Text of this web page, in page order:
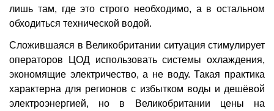
лишь там, где это строго необходимо, а в остальном
обходиться технической водой.
Сложившаяся в Великобритании ситуация стимулирует
операторов ЦОД использовать системы охлаждения,
экономящие электричество, а не воду. Такая практика
характерна для регионов с избытком воды и дешёвой
электроэнергией, но в Великобритании цены на